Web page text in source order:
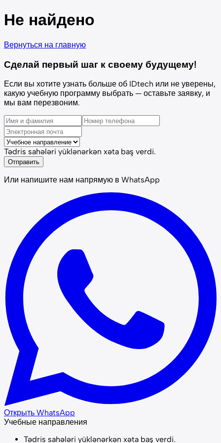
Не найдено
Вернуться на главную
Сделай первый шаг к своему будущему!
Если вы хотите узнать больше об IDtech или не уверены,
какую учебную программу выбрать — оставьте заявку, и
мы вам перезвоним.
Tədris sahələri yüklənərkən xəta baş verdi.
Отправить
Или напишите нам напрямую в WhatsApp
Открыть WhatsApp
Учебные направления
Tədris sahələri yüklənərkən xəta baş verdi.